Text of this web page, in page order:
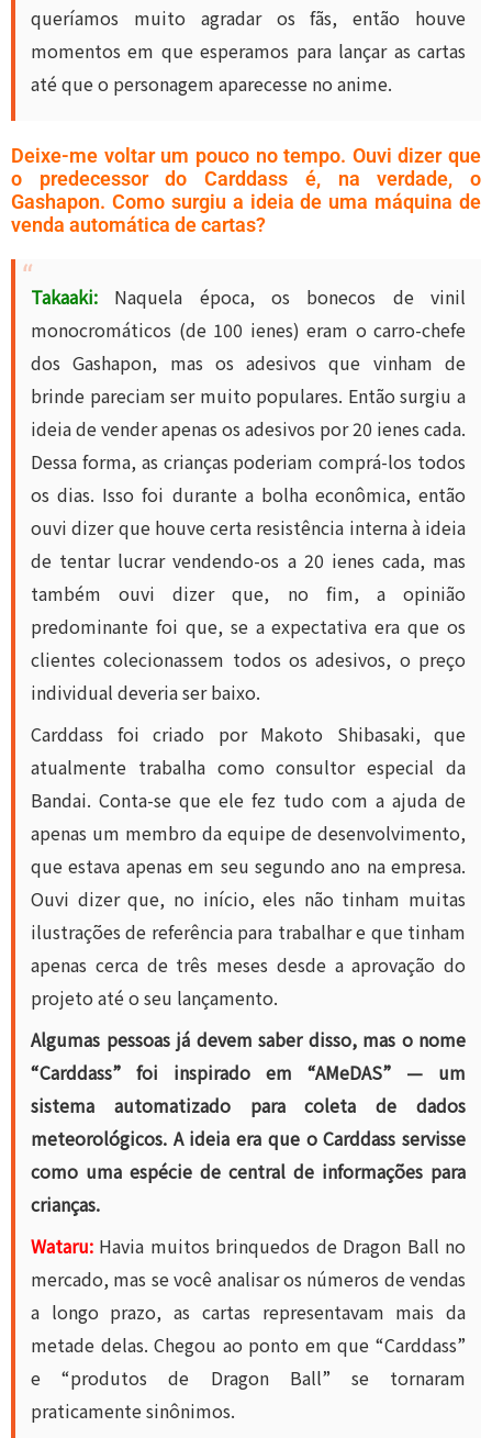
queríamos muito agradar os fãs, então houve
momentos em que esperamos para lançar as cartas
até que o personagem aparecesse no anime.
Deixe-me voltar um pouco no tempo. Ouvi dizer que
o predecessor do Carddass é, na verdade, o
Gashapon. Como surgiu a ideia de uma máquina de
venda automática de cartas?
Takaaki: Naquela época, os bonecos de vinil
monocromáticos (de 100 ienes) eram o carro-chefe
dos Gashapon, mas os adesivos que vinham de
brinde pareciam ser muito populares. Então surgiu a
ideia de vender apenas os adesivos por 20 ienes cada.
Dessa forma, as crianças poderiam comprá-los todos
os dias. Isso foi durante a bolha econômica, então
ouvi dizer que houve certa resistência interna à ideia
de tentar lucrar vendendo-os a 20 ienes cada, mas
também ouvi dizer que, no fim, a opinião
predominante foi que, se a expectativa era que os
clientes colecionassem todos os adesivos, o preço
individual deveria ser baixo.
Carddass foi criado por Makoto Shibasaki, que
atualmente trabalha como consultor especial da
Bandai. Conta-se que ele fez tudo com a ajuda de
apenas um membro da equipe de desenvolvimento,
que estava apenas em seu segundo ano na empresa.
Ouvi dizer que, no início, eles não tinham muitas
ilustrações de referência para trabalhar e que tinham
apenas cerca de três meses desde a aprovação do
projeto até o seu lançamento.
Algumas pessoas já devem saber disso, mas o nome
“Carddass” foi inspirado em “AMeDAS” — um
sistema automatizado para coleta de dados
meteorológicos. A ideia era que o Carddass servisse
como uma espécie de central de informações para
crianças.
Wataru: Havia muitos brinquedos de Dragon Ball no
mercado, mas se você analisar os números de vendas
a longo prazo, as cartas representavam mais da
metade delas. Chegou ao ponto em que “Carddass”
e “produtos de Dragon Ball” se tornaram
praticamente sinônimos.